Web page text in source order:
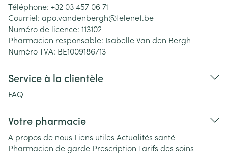
Téléphone: +32 03 457 06 71
Courriel: apo.vandenbergh@telenet.be
Numéro de licence: 113102
Pharmacien responsable: Isabelle Van den Bergh
Numéro TVA: BE1009186713
Service à la clientèle
FAQ
Votre pharmacie
A propos de nous Liens utiles Actualités santé
Pharmacien de garde PrescriptionTarifs des soins